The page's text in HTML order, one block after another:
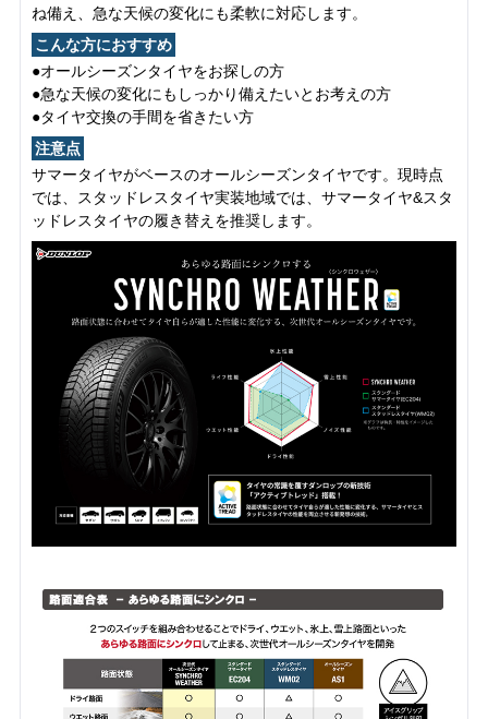
ね備え、急な天候の変化にも柔軟に対応します。
こんな方におすすめ
●オールシーズンタイヤをお探しの方
●急な天候の変化にもしっかり備えたいとお考えの方
●タイヤ交換の手間を省きたい方
注意点
サマータイヤがベースのオールシーズンタイヤです。現時点
では、スタッドレスタイヤ実装地域では、サマータイヤ&スタ
ッドレスタイヤの履き替えを推奨します。